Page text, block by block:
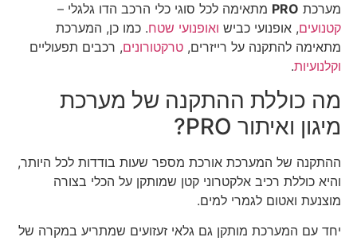
מערכת PRO מתאימה לכל סוגי כלי הרכב הדו גלגלי –
קטנועים, אופנועי כביש ואופנועי שטח. כמו כן, המערכת
מתאימה להתקנה על רייזרים, טרקטורונים, רכבים תפעוליים
וקלנועיות.
מה כוללת ההתקנה של מערכת
מיגון ואיתור PRO?
ההתקנה של המערכת אורכת מספר שעות בודדות לכל היותר,
והיא כוללת רכיב אלקטרוני קטן שמותקן על הכלי בצורה
מוצנעת ואטום לגמרי למים.
יחד עם המערכת מותקן גם גלאי זעזועים שמתריע במקרה של